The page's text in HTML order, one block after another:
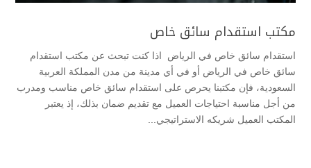
مكتب استقدام سائق خاص
استقدام سائق خاص في الرياض اذا كنت تبحث عن مكتب استقدام
سائق خاص في الرياض أو في أي مدينة من مدن المملكة العربية
السعودية، فإن مكتبنا يحرص على استقدام سائق خاص مناسب ومدرب
من أجل مناسبة احتياجات العميل مع تقديم ضمان بذلك، إذ يعتبر
المكتب العميل شريكه الاستراتيجي...